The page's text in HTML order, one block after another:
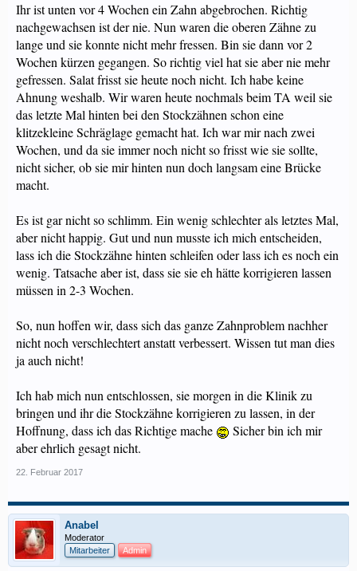
Ihr ist unten vor 4 Wochen ein Zahn abgebrochen. Richtig
nachgewachsen ist der nie. Nun waren die oberen Zähne zu
lange und sie konnte nicht mehr fressen. Bin sie dann vor 2
Wochen kürzen gegangen. So richtig viel hat sie aber nie mehr
gefressen. Salat frisst sie heute noch nicht. Ich habe keine
Ahnung weshalb. Wir waren heute nochmals beim TA weil sie
das letzte Mal hinten bei den Stockzähnen schon eine
klitzekleine Schräglage gemacht hat. Ich war mir nach zwei
Wochen, und da sie immer noch nicht so frisst wie sie sollte,
nicht sicher, ob sie mir hinten nun doch langsam eine Brücke
macht.
Es ist gar nicht so schlimm. Ein wenig schlechter als letztes Mal,
aber nicht happig. Gut und nun musste ich mich entscheiden,
lass ich die Stockzähne hinten schleifen oder lass ich es noch ein
wenig. Tatsache aber ist, dass sie sie eh hätte korrigieren lassen
müssen in 2-3 Wochen.
So, nun hoffen wir, dass sich das ganze Zahnproblem nachher
nicht noch verschlechtert anstatt verbessert. Wissen tut man dies
ja auch nicht!
Ich hab mich nun entschlossen, sie morgen in die Klinik zu
bringen und ihr die Stockzähne korrigieren zu lassen, in der
Hoffnung, dass ich das Richtige mache
Sicher bin ich mir
aber ehrlich gesagt nicht.
22. Februar 2017
Anabel
Moderator
Mitarbeiter
Admin